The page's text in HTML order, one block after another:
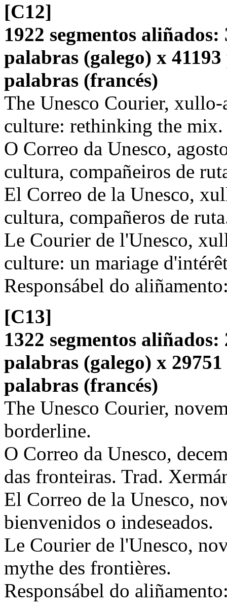
[C12]
1922 segmentos
palabras (galego) x
palabras (francés)
The Unesco Courier,
culture: rethinking the mix.
O Correo da Unesco,
cultura, compañeiros de
El Correo de la Unesco,
cultura, compañeros de
Le Courier de l'Unesco,
culture: un mariage
Responsábel do
[C13]
1322 segmentos
palabras (galego) x
palabras (francés)
The Unesco Courier,
borderline.
O Correo da Unesco,
das fronteiras. Trad.
El Correo de la Unesco,
bienvenidos o indeseados.
Le Courier de l'Unesco,
mythe des frontières.
Responsábel do